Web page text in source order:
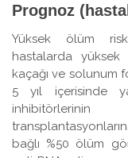
Prognoz
Yüksek ölüm
hastalarda yüksek
kaçağı ve solunum
5 yıl içerisinde
bağlı %50 ölüm